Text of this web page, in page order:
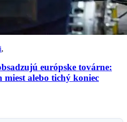
,
európske továrne:
alebo tichý koniec